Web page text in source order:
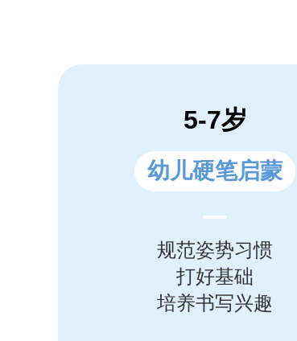
5-7岁
幼儿硬笔启蒙
规范姿势习惯
打好基础
培养书写兴趣